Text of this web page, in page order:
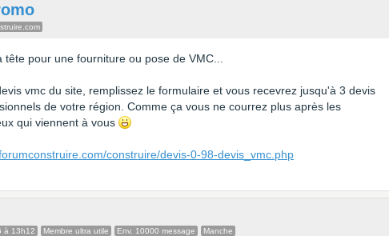
pour une fourniture ou pose de VMC...
vmc du site, remplissez le formulaire et vous recevrez jusqu'à 3 devis
de votre région. Comme ça vous ne courrez plus après les
qui viennent à vous
construire/devis-0-98-devis_vmc.php
à 13h12 Membre ultra utile Env. 10000 message Manche